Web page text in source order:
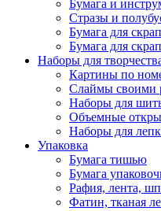
Бумага и
Стразы и
Бумага для
Бумага для
Наборы для
Картины по
Слаймы своими
Наборы для
Объемные
Наборы для
Упаковка
Бумага тишью
Бумага
Рафия, лента,
Фатин, тканая